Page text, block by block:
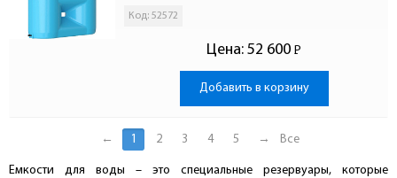
Код: 52572
Цена: 52 600 Р
-
Добавить в корзину
← 1 2 3 4 5 → Все
Емкости для воды – это специальные резервуары, которые